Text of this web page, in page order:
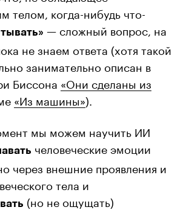
телом, когда-нибудь что-
— сложный вопрос, на
не знаем ответа (хотя такой
занимательно описан в
Биссона «Они сделаны из
«Из машины»).
мы можем научить ИИ
человеческие эмоции
через внешние проявления и
тела и
(но не ощущать)